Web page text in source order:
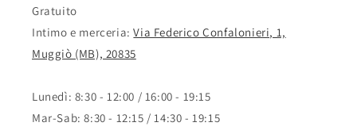
Gratuito
Intimo e merceria:Via Federico Confalonieri, 1,
Muggiò (MB), 20835
Lunedì: 8:30 - 12:00 / 16:00 - 19:15
Mar-Sab: 8:30 - 12:15 / 14:30 - 19:15